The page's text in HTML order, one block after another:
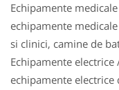
Echipamente
echipamente
si clinici, camine de
Echipamente
echipamente electrice